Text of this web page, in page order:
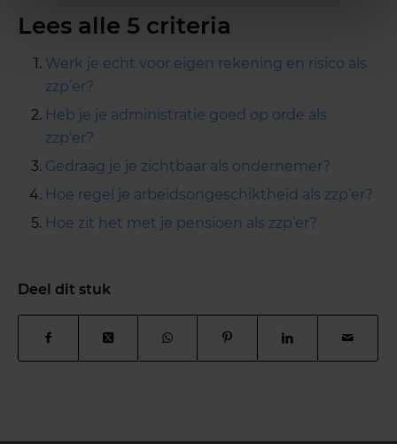
Lees alle 5 criteria
Werk je echt voor eigen rekening en risico als
zzp’er?
Heb je je administratie goed op orde als
zzp’er?
Gedraag je je zichtbaar als ondernemer?
Hoe regel je arbeidsongeschiktheid als zzp’er?
Hoe zit het met je pensioen als zzp’er?
Deel dit stuk